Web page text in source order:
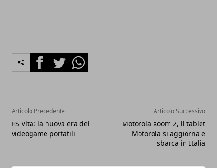
FacebookTwitterWhatsapp
Articolo Precedente
PS Vita: la nuova era dei
videogame portatili
Articolo Successivo
Motorola Xoom 2, il tablet
Motorola si aggiorna e
sbarca in Italia